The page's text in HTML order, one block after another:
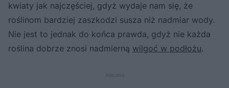
kwiaty jak najczęściej, gdyż wydaje nam się, że
roślinom bardziej zaszkodzi susza niż nadmiar wody.
Nie jest to jednak do końca prawda, gdyż nie każda
roślina dobrze znosi nadmierną wilgoć w podłożu.